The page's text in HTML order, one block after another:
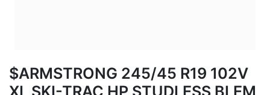
$ARMSTRONG 245/45 R19 102V
XL SKI-TRAC HP STUDLESS BLEM